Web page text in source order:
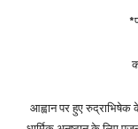
आह्वान पर हुए रुद्राभिषेक